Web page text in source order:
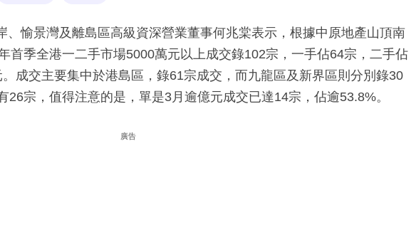
、愉景灣及離島區高級資深營業董事何兆棠表示，根據中原地產山頂南
首季全港一二手市場5000萬元以上成交錄102宗，一手佔64宗，二手佔
成交主要集中於港島區，錄61宗成交，而九龍區及新界區則分別錄30
26宗，值得注意的是，單是3月逾億元成交已達14宗，佔逾53.8%。
廣告